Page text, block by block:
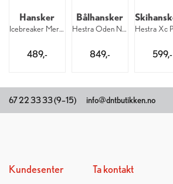
Hansker
Icebreaker Merino Sierra Gloves 001
489,-
Bålhansker
Hestra Oden Nubuck 5F 710
849,- 599,-
67 22 33 33 (9–15) info@dntbutikken.no
Kundesenter
Ta kontakt